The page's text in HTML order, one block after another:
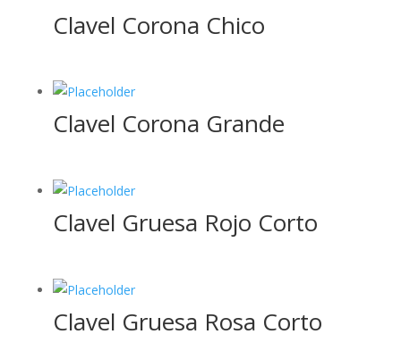
Clavel Corona Chico
Clavel Corona Grande
Clavel Gruesa Rojo Corto
Clavel Gruesa Rosa Corto